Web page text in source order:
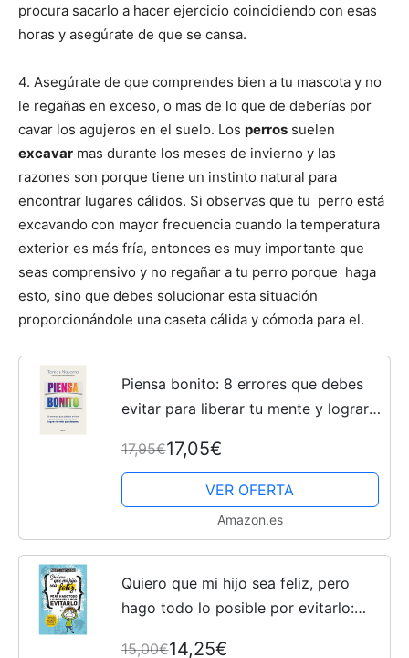
procura sacarlo a hacer ejercicio coincidiendo con esas
horas y asegúrate de que se cansa.
4. Asegúrate de que comprendes bien a tu mascota y no
le regañas en exceso, o mas de lo que de deberías por
cavar los agujeros en el suelo. Los perros suelen
excavar mas durante los meses de invierno y las
razones son porque tiene un instinto natural para
encontrar lugares cálidos. Si observas que tu perro está
excavando con mayor frecuencia cuando la temperatura
exterior es más fría, entonces es muy importante que
seas comprensivo y no regañar a tu perro porque haga
esto, sino que debes solucionar esta situación
proporcionándole una caseta cálida y cómoda para el.
Piensa bonito: 8 errores que debes
evitar para liberar tu mente y lograr
superación)
17,95€17,05€
VER OFERTA
Amazon.es
Quiero que mi hijo sea feliz, pero
hago todo lo posible por evitarlo:
15,00€14,25€